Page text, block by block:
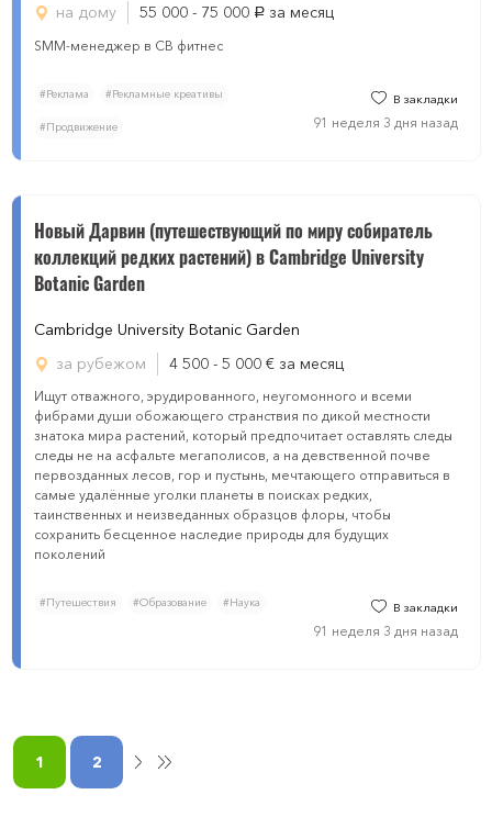
на дому
55 000 - 75 000 руб. за месяц
SMM-менеджер в СВ фитнес
#Реклама #Рекламные креативы
#Продвижение
В закладки
91 неделя 3 дня назад
Новый Дарвин (путешествующий по миру собиратель
коллекций редких растений) в Cambridge University
Botanic Garden
Cambridge University Botanic Garden
за рубежом
4 500 - 5 000 € за месяц
Ищут отважного, эрудированного, неугомонного и всеми
фибрами души обожающего странствия по дикой местности
знатока мира растений, который предпочитает оставлять следы
следы не на асфальте мегаполисов, а на девственной почве
первозданных лесов, гор и пустынь, мечтающего отправиться в
самые удалённые уголки планеты в поисках редких,
таинственных и неизведанных образцов флоры, чтобы
сохранить бесценное наследие природы для будущих
поколений
#Путешествия #Образование #Наука В закладки
91 неделя 3 дня назад
1 2